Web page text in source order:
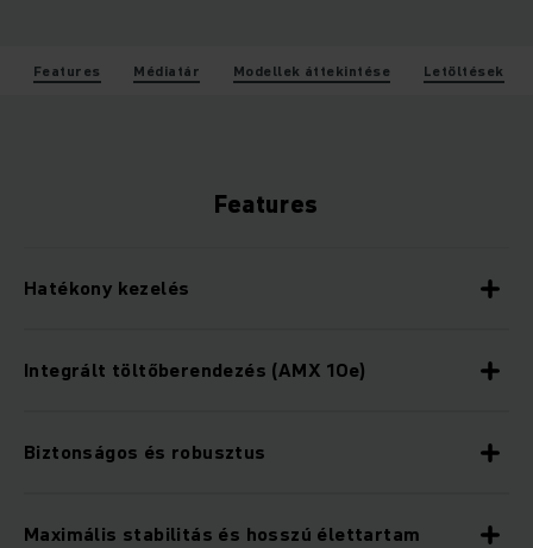
Features Médiatár Modellek áttekintése Letöltések
Features
Hatékony kezelés
Integrált töltőberendezés (AMX 10e)
Biztonságos és robusztus
Maximális stabilitás és hosszú élettartam